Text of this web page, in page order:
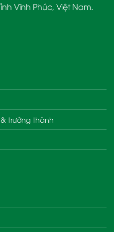
Vĩnh Phúc, Việt Nam.
trưởng thành